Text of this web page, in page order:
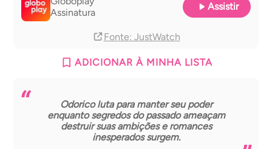
Assinatura
Assistir
Fonte: JustWatch
ADICIONAR À MINHA LISTA
Odorico luta para manter seu poder
enquanto segredos do passado ameaçam
destruir suas ambições e romances
inesperados surgem.